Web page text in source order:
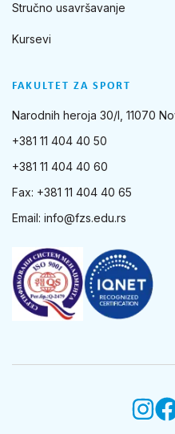
FAKULTET ZA SPORT
Narodnih heroja 30/I, 11070
+381 11 404 40 50
+381 11 404 40 60
Fax: +381 11 404 40 65
Email: info@fzs.edu.rs
Stručno usavršavanje
Kursevi